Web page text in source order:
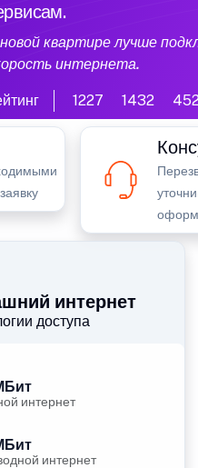
квартире лучше
интернета.
1227 1432
интернет
доступа
интернет
интернет